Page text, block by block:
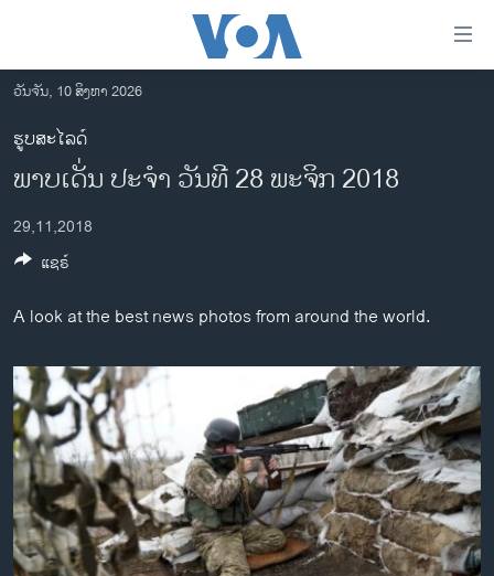
ເຂົ້າ
ຫາ
ຂ້າມ
ຂ້າມ
ໄປ
ຫາ
ຄົ້ນ
ລາວ
ອາເມຣິກາ
ການເລືອກຕັ້ງ ປະທານາທີບໍດີ ສະຫະລັດ 2024
ຂ່າວ​ຈີນ
ໂລກ
ອິດສະຫຼະພາບດ້ານການຂ່າວ
ຊີວິດຊາວລາວ
ຊຸມຊົນຊາວລາວ
ວິທະຍາສາດ-ເທັກໂນໂລຈີ
ທຸລະກິດ
ວັນຈັນ, 10 ສິງຫາ 2026
ຮູບສະໄລດ໌
ພາບເດັ່ນ ປະຈຳ ວັນທີ 28 ພະຈິກ 2018
29,11,2018
A look at the best news photos from around the world.
ແຊຣ໌